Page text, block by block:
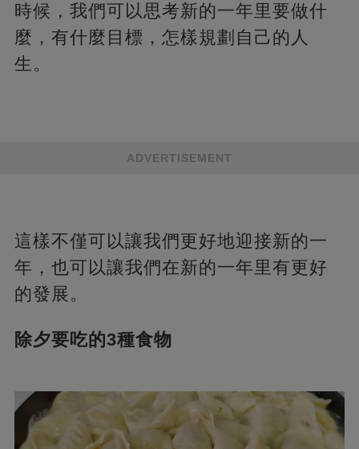
時候，我們可以思考新的一年里要做什
麼，有什麼目標，怎樣規劃自己的人
生。
ADVERTISEMENT
這樣不僅可以讓我們更好地迎接新的一
年，也可以讓我們在新的一年里有更好
的發展。
除夕要吃的3種食物